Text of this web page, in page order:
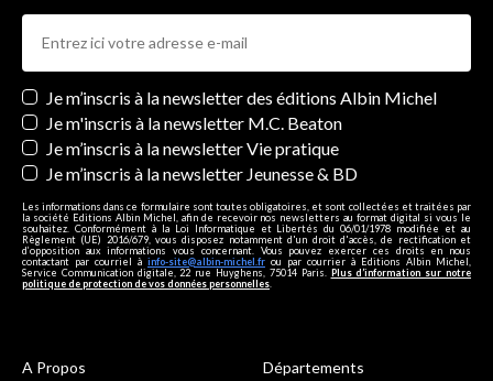
Newsletters
Je m’inscris à la newsletter des éditions Albin Michel
Je m'inscris à la newsletter M.C. Beaton
Je m’inscris à la newsletter Vie pratique
Je m’inscris à la newsletter Jeunesse & BD
Les informations dans ce formulaire sont toutes obligatoires, et sont collectées et traitées par
la société Editions Albin Michel, afin de recevoir nos newsletters au format digital si vous le
souhaitez. Conformément à la Loi Informatique et Libertés du 06/01/1978 modifiée et au
Règlement (UE) 2016/679, vous disposez notamment d'un droit d'accès, de rectification et
d’opposition aux informations vous concernant. Vous pouvez exercer ces droits en nous
contactant par courriel à info-site@albin-michel.fr ou par courrier à Editions Albin Michel,
Service Communication digitale, 22 rue Huyghens, 75014 Paris. Plus d’information sur notre
politique de protection de vos données personnelles
A Propos Départements